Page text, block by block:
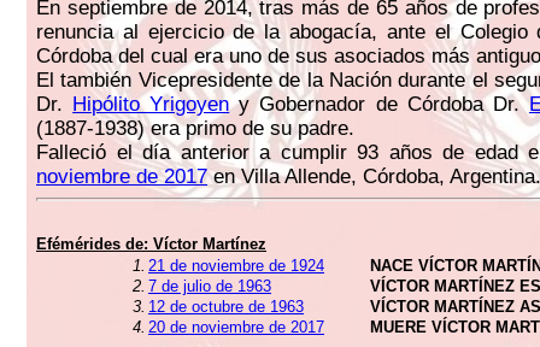
En septiembre de 2014, tras más de 65 años de
renuncia al ejercicio de la abogacía, ante el Colegio
Córdoba del cual era uno de sus asociados más
El también Vicepresidente de la Nación durante el
Dr. Hipólito Yrigoyeny Gobernador de Córdoba Dr.
(1887-1938) era primo de su padre.
Falleció el día anterior a cumplir 93 años de edad
noviembre de 2017en Villa Allende, Córdoba, Argentina.
Efémérides de: Víctor Martínez
1. 21 de noviembre de 1924
NACE VÍCTOR
2. 7 de julio de 1963
VÍCTOR MARTÍNEZ
3. 12 de octubre de 1963
VÍCTOR MARTÍNEZ
4. 20 de noviembre de 2017 MUERE VÍCTOR